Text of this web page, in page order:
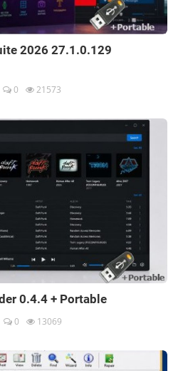
2026 27.1.0.129
0 21573
0.4.4 + Portable
0 13069